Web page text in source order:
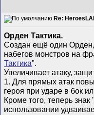
Re:
Орден Тактика.
Создан ещё один
набегов монстров на
Тактика".
Увеличивает атаку,
1. Для прямых атак
героя при ударе в бок
Кроме того, теперь знак
использовании